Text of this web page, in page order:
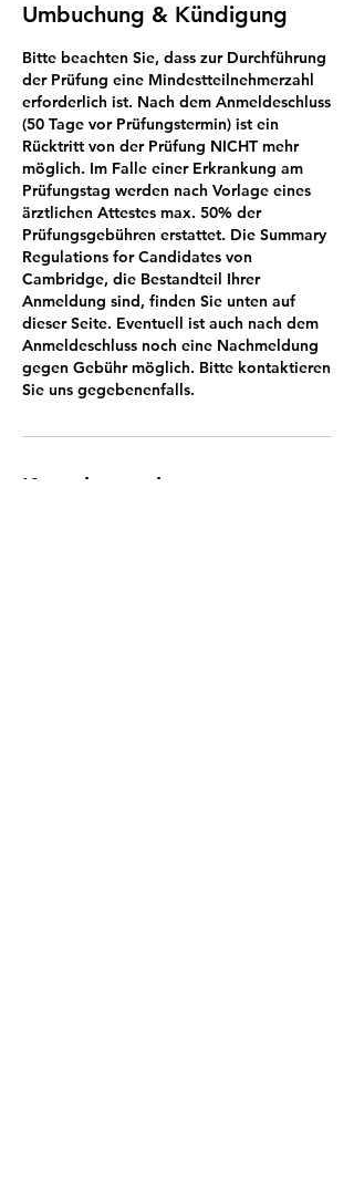
Umbuchung & Kündigung
Bitte beachten Sie, dass zur Durchführung
der Prüfung eine Mindestteilnehmerzahl
erforderlich ist. Nach dem Anmeldeschluss
(50 Tage vor Prüfungstermin) ist ein
Rücktritt von der Prüfung NICHT mehr
möglich. Im Falle einer Erkrankung am
Prüfungstag werden nach Vorlage eines
ärztlichen Attestes max. 50% der
Prüfungsgebühren erstattet. Die Summary
Regulations for Candidates von
Cambridge, die Bestandteil Ihrer
Anmeldung sind, finden Sie unten auf
dieser Seite. Eventuell ist auch nach dem
Anmeldeschluss noch eine Nachmeldung
gegen Gebühr möglich. Bitte kontaktieren
Sie uns gegebenenfalls.
Kontaktangaben